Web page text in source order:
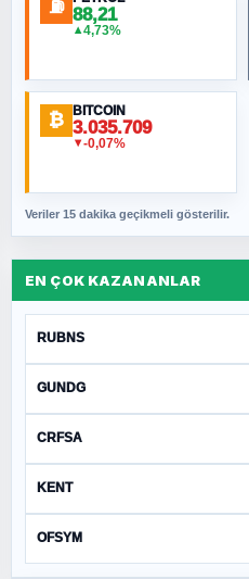
⛽ 88,21
▲4,73%
₿ BITCOIN
3.035.709
▼-0,07%
Veriler 15 dakika geçikmeli gösterilir.
EN ÇOK KAZANANLAR
RUBNS
GUNDG
CRFSA
KENT
OFSYM